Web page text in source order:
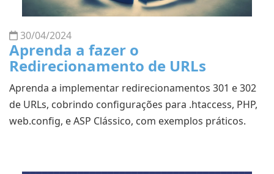
30/04/2024
Aprenda a fazer o
Redirecionamento de URLs
Aprenda a implementar redirecionamentos 301 e 302
de URLs, cobrindo configurações para .htaccess, PHP,
web.config, e ASP Clássico, com exemplos práticos.